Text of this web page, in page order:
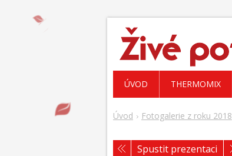
Úvod Fotogalerie z roku 2018
Spustit prezentaci
ÚVOD THERMOMIX